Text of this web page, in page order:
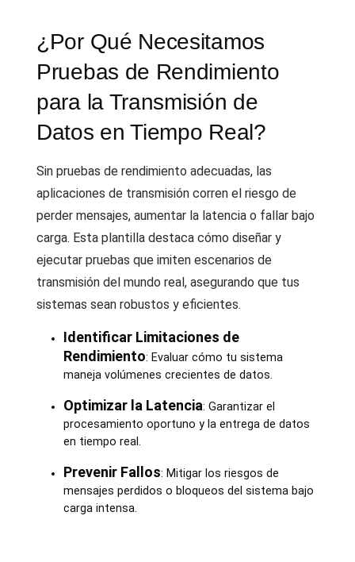
¿Por Qué Necesitamos
Pruebas de Rendimiento
para la Transmisión de
Datos en Tiempo Real?
Sin pruebas de rendimiento adecuadas, las
aplicaciones de transmisión corren el riesgo de
perder mensajes, aumentar la latencia o fallar bajo
carga. Esta plantilla destaca cómo diseñar y
ejecutar pruebas que imiten escenarios de
transmisión del mundo real, asegurando que tus
sistemas sean robustos y eficientes.
Identificar Limitaciones de
Rendimiento: Evaluar cómo tu sistema
maneja volúmenes crecientes de datos.
Optimizar la Latencia: Garantizar el
procesamiento oportuno y la entrega de datos
en tiempo real.
Prevenir Fallos: Mitigar los riesgos de
mensajes perdidos o bloqueos del sistema bajo
carga intensa.